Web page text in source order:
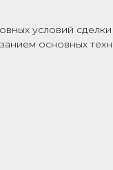
условий
основных